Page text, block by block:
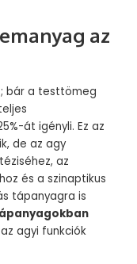
az
bár a testtömeg
át igényli. Ez az
de az agy
az
és a szinaptikus
tápanyagra is
agyi funkciók